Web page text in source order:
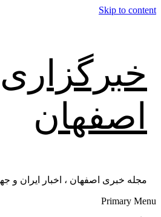
Skip to content
خبرگزاری
اصفهان
مجله خبری اصفهان ، اخبار ایران و
Primary Menu